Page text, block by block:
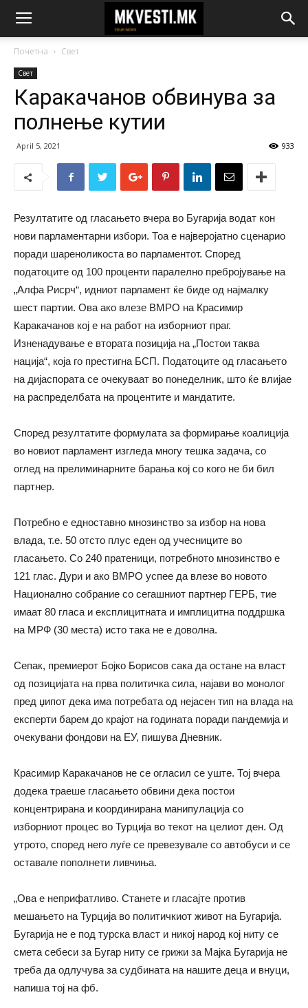
Почетна Свет
Свет
Каракачанов обвинува за
полнење кутии
April 5, 2021 933
Резултатите од гласањето вчера во Бугарија водат кон
нови парламентарни избори. Тоа е најверојатно сценарио
поради шареноликоста во парламентот. Според
податоците од 100 проценти паралелно пребројување на
„Алфа Рисрч“, идниот парламент ќе биде од најмалку
шест партии. Ова ако влезе ВМРО на Красимир
Каракачанов кој е на работ на изборниот праг.
Изненадување е втората позиција на „Постои таква
нација“, која го престигна БСП. Податоците од гласањето
на дијаспората се очекуваат во понеделник, што ќе влијае
на распределбата на процентите и мандатите.
Според резултатите формулата за формирање коалиција
во новиот парламент изгледа многу тешка задача, со
оглед на прелиминарните барања кој со кого не би бил
партнер.
Потребно е едноставно мнозинство за избор на нова
влада, т.е. 50 отсто плус еден од учесниците во
гласањето. Со 240 пратеници, потребното мнозинство е
121 глас. Дури и ако ВМРО успее да влезе во новото
Национално собрание со сегашниот партнер ГЕРБ, тие
имаат 80 гласа и експлицитната и имплицитна поддршка
на МРФ (30 места) исто така не е доволна.
Сепак, премиерот Бојко Борисов сака да остане на власт
од позицијата на прва политичка сила, најави во монолог
пред џипот дека има потребата од нејасен тип на влада на
експерти барем до крајот на годината поради пандемија и
очекувани фондови на ЕУ, пишува Дневник.
Красимир Каракачанов не се огласил се уште. Тој вчера
додека траеше гласањето обвини дека постои
концентрирана и координирана манипулација со
изборниот процес во Турција во текот на целиот ден. Од
утрото, според него луѓе се превезувале со автобуси и се
оставале пополнети ливчиња.
„Ова е неприфатливо. Станете и гласајте против
мешањето на Турција во политичкиот живот на Бугарија.
Бугарија не е под турска власт и никој народ кој ниту се
смета себеси за Бугар ниту се грижи за Мајка Бугарија не
треба да одлучува за судбината на нашите деца и внуци,
напиша тој на фб.